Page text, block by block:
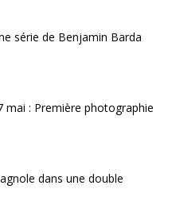
série de Benjamin Barda
mai : Première photographie
dans une double